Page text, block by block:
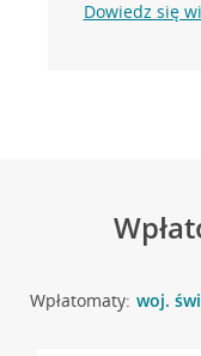
Dowiedz się
Wpłatomaty: woj.